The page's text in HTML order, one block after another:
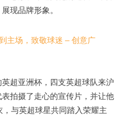
现品牌形象。
超亚洲杯，四支英超球队来沪
拍摄了走心的宣传片，并让他
与英超球星共同踏入荣耀主